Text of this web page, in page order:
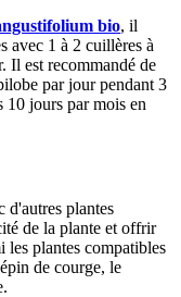
bio, il
avec 1 à 2 cuillères à
Il est recommandé de
par jour pendant 3
10 jours par mois en
d'autres plantes
de la plante et offrir
les plantes compatibles
de courge, le